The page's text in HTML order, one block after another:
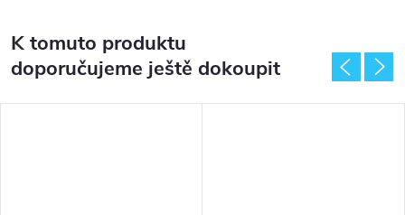
K tomuto produktu
doporučujeme ještě dokoupit